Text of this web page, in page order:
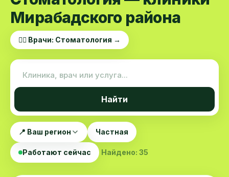
Мирабадского района
👨‍⚕️ Врачи: Стоматология →
Найти
📍 Ваш регион Частная
Работают сейчас Найдено: 35